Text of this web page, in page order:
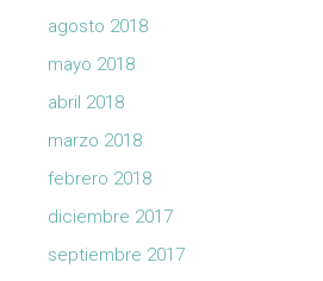
agosto 2018
mayo 2018
abril 2018
marzo 2018
febrero 2018
diciembre 2017
septiembre 2017